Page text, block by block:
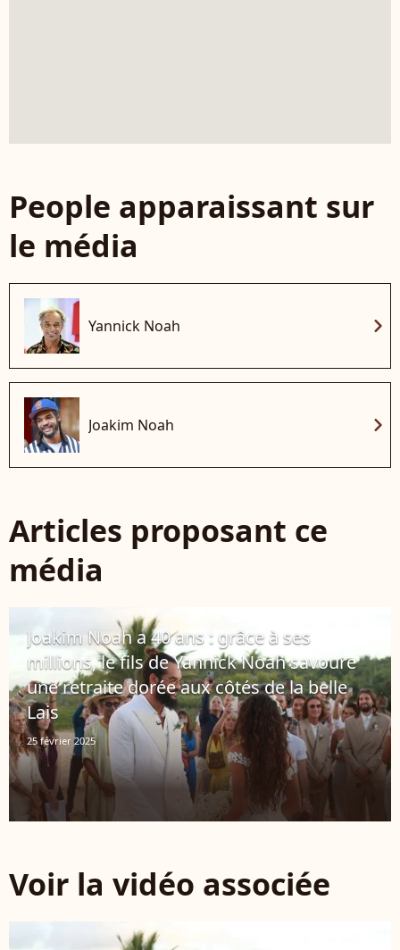
People apparaissant sur
le média
Yannick Noah chevron_right
Joakim Noah chevron_right
Articles proposant ce
média
Joakim Noah a 40 ans : grâce à ses
millions, le fils de Yannick Noah savoure
une retraite dorée aux côtés de la belle
Lais
25 février 2025
Voir la vidéo associée